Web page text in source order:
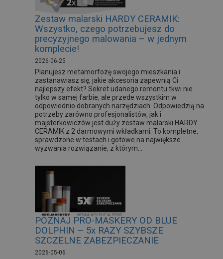
Zestaw malarski HARDY CERAMIK:
Wszystko, czego potrzebujesz do
precyzyjnego malowania – w jednym
komplecie!
2026-06-25
Planujesz metamorfozę swojego mieszkania i
zastanawiasz się, jakie akcesoria zapewnią Ci
najlepszy efekt? Sekret udanego remontu tkwi nie
tylko w samej farbie, ale przede wszystkim w
odpowiednio dobranych narzędziach. Odpowiedzią na
potrzeby zarówno profesjonalistów, jak i
majsterkowiczów jest duży zestaw malarski HARDY
CERAMIK z 2 darmowymi wkładkami. To kompletne,
sprawdzone w testach i gotowe na największe
wyzwania rozwiązanie, z którym...
POZNAJ PRO-MASKERY OD BLUE
DOLPHIN – 5x RAZY SZYBSZE
SZCZELNE ZABEZPIECZANIE
2026-05-06